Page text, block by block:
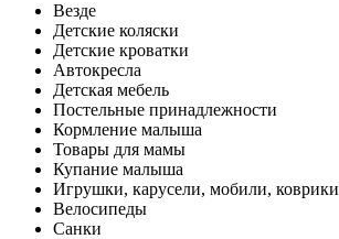
Везде
Детские коляски
Детские кроватки
Автокресла
Детская мебель
Постельные принадлежности
Кормление малыша
Товары для мамы
Купание малыша
Игрушки, карусели, мобили, коврики
Велосипеды
Санки